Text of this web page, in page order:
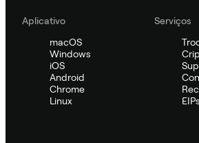
Aplicativo
macOS
Windows
iOS
Android
Chrome
Linux
Serviços
EIPs